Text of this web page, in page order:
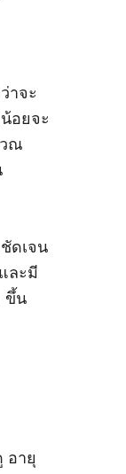
าจะ
อยจะ
ณ
ดเจน
ละมี
ขึ้น
อายุ